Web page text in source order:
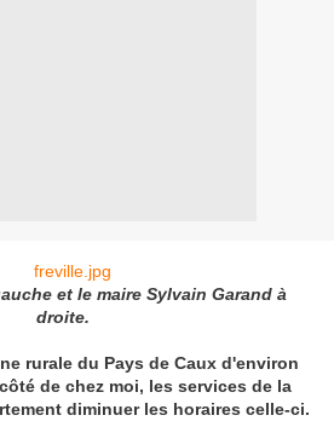
et le maire Sylvain Garand à
droite.
rurale du Pays de Caux d'environ
de chez moi, les services de la
diminuer les horaires celle-ci.